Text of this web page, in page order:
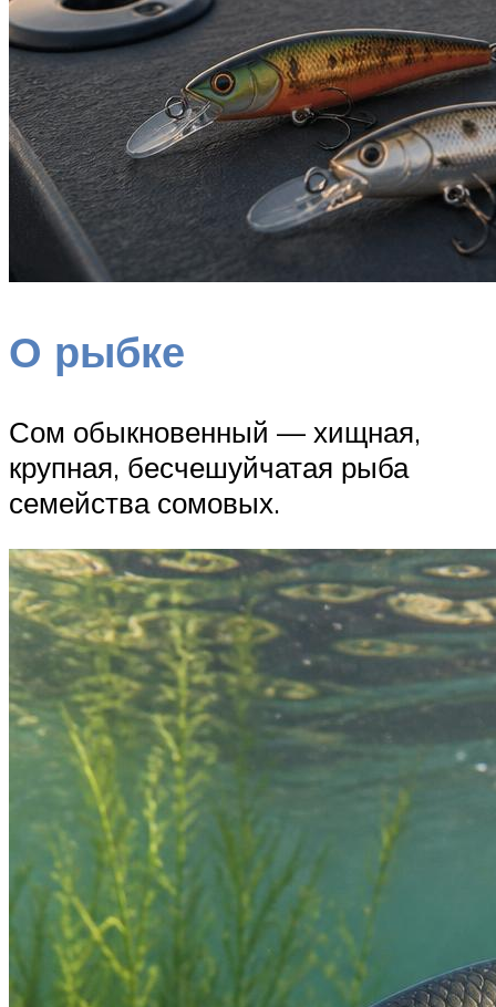
О рыбке
Сом обыкновенный — хищная,
крупная, бесчешуйчатая рыба
семейства сомовых.